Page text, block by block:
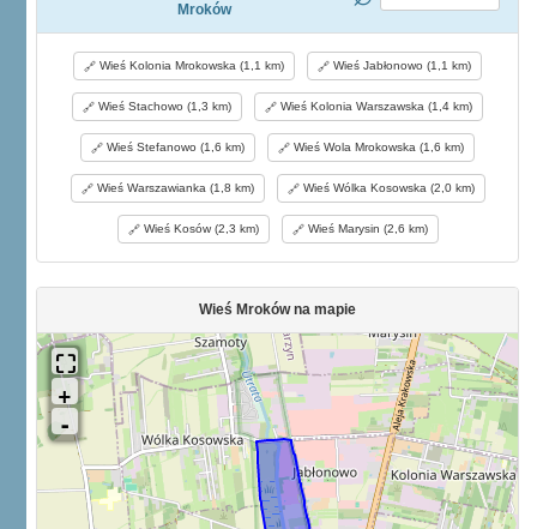
Mroków
Wieś Kolonia Mrokowska (1,1 km) Wieś Jabłonowo (1,1 km)
Wieś Stachowo (1,3 km) Wieś Kolonia Warszawska (1,4 km)
Wieś Stefanowo (1,6 km) Wieś Wola Mrokowska (1,6 km)
Wieś Warszawianka (1,8 km) Wieś Wólka Kosowska (2,0 km)
Wieś Kosów (2,3 km) Wieś Marysin (2,6 km)
Wieś Mroków na mapie